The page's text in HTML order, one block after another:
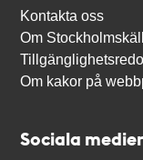
Kontakta oss
Om
Om kakor på
Sociala medier